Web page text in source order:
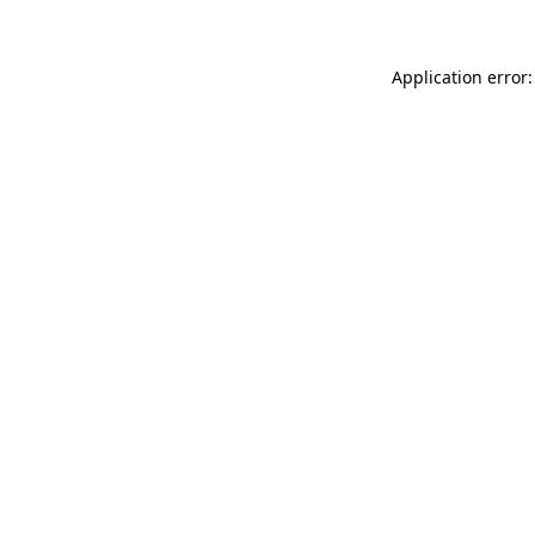
Application